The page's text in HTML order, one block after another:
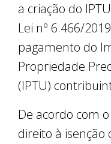
a criação do
Lei nº 6.466/
pagamento do
Propriedade
(IPTU)
De acordo com
direito à isenção